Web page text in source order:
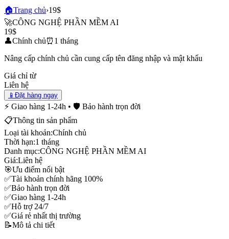
🏠Trang chủ›19$
🚀CÔNG NGHỆ PHẦN MỀM AI
19$
👤Chính chủ⏰ 1 tháng
Nâng cấp chính chủ cần cung cấp tên đăng nhập và mật khẩu
Giá chỉ từ
Liên hệ
📱 Đặt hàng ngay
⚡ Giao hàng 1-24h • 🛡️ Bảo hành trọn đời
📋Thông tin sản phẩm
Loại tài khoản:Chính chủ
Thời hạn:1 tháng
Danh mục:CÔNG NGHỆ PHẦN MỀM AI
Giá:Liên hệ
🎯Ưu điểm nổi bật
✅Tài khoản chính hãng 100%
✅Bảo hành trọn đời
✅Giao hàng 1-24h
✅Hỗ trợ 24/7
✅Giá rẻ nhất thị trường
📝Mô tả chi tiết